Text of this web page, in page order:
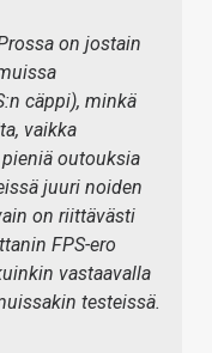
on jostain
cäppi), minkä
vaikka
outouksia
juuri noiden
on riittävästi
FPS-ero
vastaavalla
testeissä.